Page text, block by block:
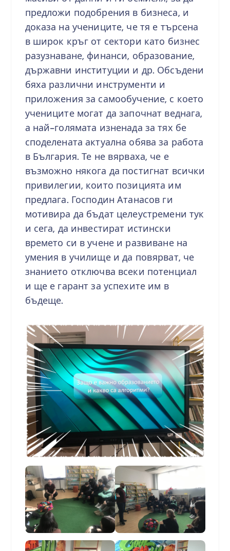
предложи подобрения в бизнеса, и
доказа на учениците, че тя е търсена
в широк кръг от сектори като бизнес
разузнаване, финанси, образование,
държавни институции и др. Обсъдени
бяха различни инструменти и
приложения за самообучение, с което
учениците могат да започнат веднага,
а най-голямата изненада за тях бе
споделената актуална обява за работа
в България. Те не вярваха, че е
възможно някога да постигнат всички
привилегии, които позицията им
предлага. Господин Атанасов ги
мотивира да бъдат целеустремени тук
и сега, да инвестират истински
времето си в учене и развиване на
умения в училище и да повярват, че
знанието отключва всеки потенциал
и ще е гарант за успехите им в
бъдеще.